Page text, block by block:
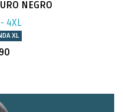
NEGRO
4XL
XL